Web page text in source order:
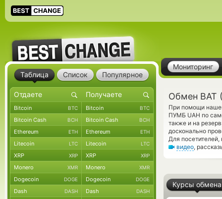
Мониторинг
Обмен BAT
При помощи
ПУМБ UAH по
также и на
досконально
Для
видео,
Курсы обмена
Таблица Список Популярное
Bitcoin BTC Bitcoin BTC
Bitcoin Cash BCH Bitcoin Cash BCH
Ethereum ETH Ethereum ETH
Litecoin LTC Litecoin LTC
XRP XRP XRP XRP
Monero XMR Monero XMR
Dogecoin DOGE Dogecoin DOGE
Dash DASH Dash DASH